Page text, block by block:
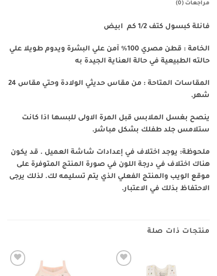
مراجعات (0)
فانلة كبسول كتف 1/2 كم ابيض
الخامة : قطن مصري 100% آمن علي البشرة ويدوم طويلا علي
حالته الطبيعية في حالة العناية الجيدة به
المقاسات المتاحة : من مقاس حديثي الولادة وحتي مقاس 24
شهر.
ينصح بغسل الملابس قبل المرة الاولى للبسها اذا كانت
ستلامس جلد طفلك بشكل مباشر.
ملحوظة: يوجد اختلاف في إعدادات شاشة العميل . قد يكون
هناك اختلاف في درجة اللون في صورة المنتج المتوفرة على
موقع الويب والمنتج الفعلي الذي يتم تسليمه لك. لذلك يرجى
الاحتفاظ بذلك في الاعتبار.
منتجات ذات صلة